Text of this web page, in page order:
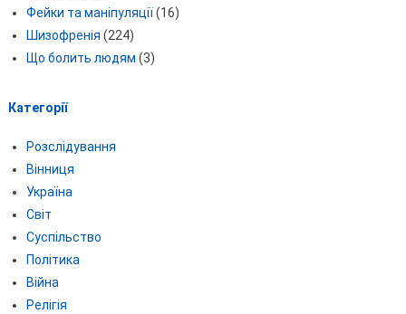
Фейки та маніпуляції(16)
Шизофренія (224)
Що болить людям (3)
Категорії
Розслідування
Вінниця
Україна
Світ
Суспільство
Політика
Війна
Релігія